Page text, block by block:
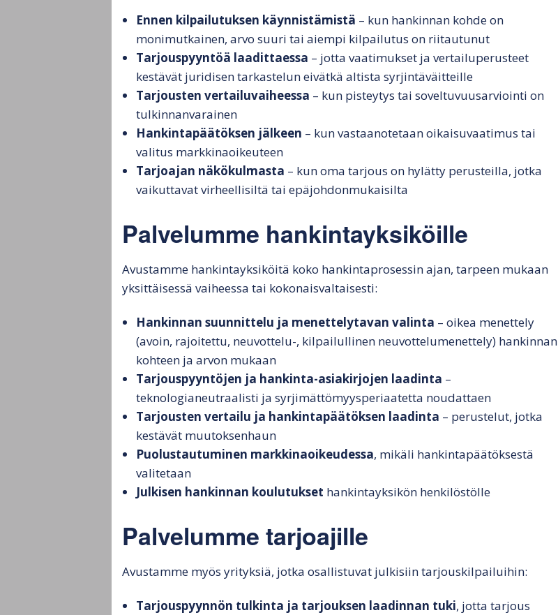
Ennen kilpailutuksen käynnistämistä – kun hankinnan kohde on
monimutkainen, arvo suuri tai aiempi kilpailutus on riitautunut
Tarjouspyyntöä laadittaessa – jotta vaatimukset ja vertailuperusteet
kestävät juridisen tarkastelun eivätkä altista syrjintäväitteille
Tarjousten vertailuvaiheessa – kun pisteytys tai soveltuvuusarviointi on
tulkinnanvarainen
Hankintapäätöksen jälkeen – kun vastaanotetaan oikaisuvaatimus tai
valitus markkinaoikeuteen
Tarjoajan näkökulmasta – kun oma tarjous on hylätty perusteilla, jotka
vaikuttavat virheellisiltä tai epäjohdonmukaisilta
Palvelumme hankintayksiköille
Avustamme hankintayksiköitä koko hankintaprosessin ajan, tarpeen mukaan
yksittäisessä vaiheessa tai kokonaisvaltaisesti:
Hankinnan suunnittelu ja menettelytavan valinta – oikea menettely
(avoin, rajoitettu, neuvottelu-, kilpailullinen neuvottelumenettely) hankinnan
kohteen ja arvon mukaan
Tarjouspyyntöjen ja hankinta-asiakirjojen laadinta –
teknologianeutraalisti ja syrjimättömyysperiaatetta noudattaen
Tarjousten vertailu ja hankintapäätöksen laadinta – perustelut, jotka
kestävät muutoksenhaun
Puolustautuminen markkinaoikeudessa, mikäli hankintapäätöksestä
valitetaan
Julkisen hankinnan koulutukset hankintayksikön henkilöstölle
Palvelumme tarjoajille
Avustamme myös yrityksiä, jotka osallistuvat julkisiin tarjouskilpailuihin:
Tarjouspyynnön tulkinta ja tarjouksen laadinnan tuki, jotta tarjous